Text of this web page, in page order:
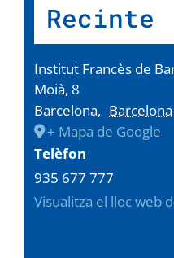
Recinte
Institut Francès de
Moià, 8
Barcelona, Barcelona
+ Mapa de Google
Telèfon
935 677 777
Visualitza el lloc web